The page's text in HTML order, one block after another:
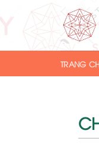
TRANG